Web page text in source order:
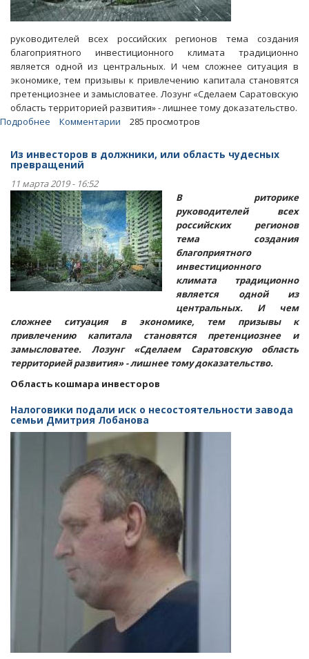
руководителей всех российских регионов тема создания
благоприятного инвестиционного климата традиционно
является одной из центральных. И чем сложнее ситуация в
экономике, тем призывы к привлечению капитала становятся
претенциознее и замысловатее. Лозунг «Сделаем Саратовскую
область территорией развития» - лишнее тому доказательство.
Подробнее
участок
возведение
жилья
инвестора
превращают
в
должника
Комментарии 285 просмотров
Из инвесторов в должники, или область чудесных
превращений
11 марта 2019 - 16:52
В риторике
руководителей всех
российских регионов
тема создания
благоприятного
инвестиционного
климата традиционно
является одной из
центральных. И чем
сложнее ситуация в экономике, тем призывы к
привлечению капитала становятся претенциознее и
замысловатее. Лозунг «Сделаем Саратовскую область
территорией развития» - лишнее тому доказательство.
Область кошмара инвесторов
Налоговики подали иск о несостоятельности завода
семьи Дмитрия Лобанова